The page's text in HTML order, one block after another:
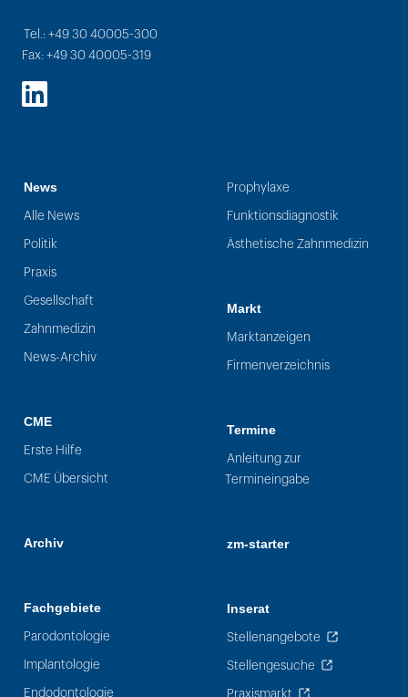
Tel.: +49 30 40005-300
Fax: +49 30 40005-319
LinkedIn
News
Alle News
Politik
Praxis
Gesellschaft
Zahnmedizin
News-Archiv
CME
Erste Hilfe
CME Übersicht
Archiv
Fachgebiete
Parodontologie
Implantologie
Endodontologie
Prophylaxe
Funktionsdiagnostik
Ästhetische Zahnmedizin
Markt
Marktanzeigen
Firmenverzeichnis
Termine
Anleitung zur
Termineingabe
zm-starter
Inserat
Stellenangebote
Stellengesuche
Praxismarkt